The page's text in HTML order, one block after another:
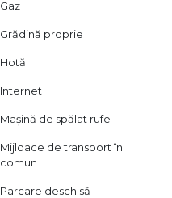
Gaz
Grădină proprie
Hotă
Internet
Mașină de spălat rufe
Mijloace de transport în
comun
Parcare deschisă